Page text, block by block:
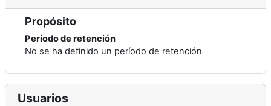
Propósito
Período de retención
No se ha definido un período de retención
Usuarios